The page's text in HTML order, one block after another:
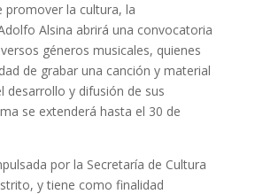
promover la cultura, la
Alsina abrirá una convocatoria
géneros musicales, quienes
de grabar una canción y material
desarrollo y difusión de sus
se extenderá hasta el 30 de
por la Secretaría de Cultura
y tiene como finalidad